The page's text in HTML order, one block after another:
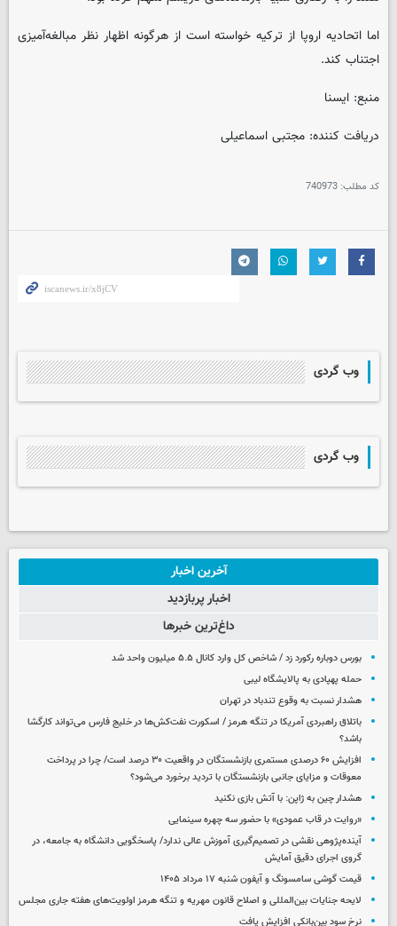
اما اتحادیه اروپا از ترکیه خواسته است از هرگونه اظهار نظر مبالغه‌آمیزی
اجتناب کند.
منبع: ایسنا
دریافت کننده: مجتبی اسماعیلی
کد مطلب: 740973
وب گردی
وب گردی
آخرین اخبار
اخبار پربازدید
داغ‌ترین خبرها
بورس دوباره رکورد زد / شاخص کل وارد کانال ۵.۵ میلیون واحد شد
حمله پهپادی به پالایشگاه لیبی
هشدار نسبت به وقوع تندباد در تهران
باتلاق راهبردی آمریکا در تنگه هرمز / اسکورت نفت‌کش‌ها در خلیج فارس می‌تواند کارگشا
باشد؟
افزایش ۶۰ درصدی مستمری‌ بازنشستگان در واقعیت ۳۰ درصد است/ چرا در پرداخت
معوقات و مزایای جانبی بازنشستگان با تردید برخورد می‌شود؟
هشدار چین به ژاپن: با آتش بازی نکنید
«روایت در قاب عمودی» با حضور سه چهره سینمایی
آینده‌پژوهی نقشی در تصمیم‌گیری آموزش عالی ندارد/ پاسخگویی دانشگاه به جامعه، در
گروی اجرای دقیق آمایش
قیمت گوشی سامسونگ و آیفون شنبه ۱۷ مرداد ۱۴۰۵
لایحه جنایات بین‌المللی و اصلاح قانون مهریه و تنگه هرمز اولویت‌های هفته جاری مجلس
نرخ سود بین‌بانکی افزایش یافت